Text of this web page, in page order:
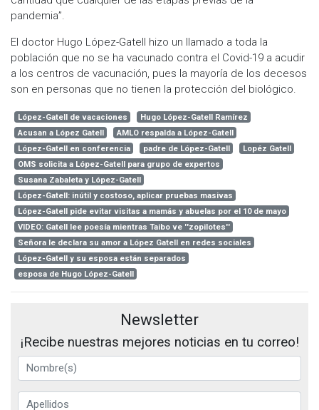
pandemia”.
El doctor Hugo López-Gatell hizo un llamado a toda la
población que no se ha vacunado contra el Covid-19 a acudir
a los centros de vacunación, pues la mayoría de los decesos
son en personas que no tienen la protección del biológico.
López-Gatell de vacaciones
Hugo López-Gatell Ramírez
Acusan a López Gatell
AMLO respalda a López-Gatell
López-Gatell en conferencia
padre de López-Gatell
Lopéz Gatell
OMS solicita a López-Gatell para grupo de expertos
Susana Zabaleta y López-Gatell
López-Gatell: inútil y costoso, aplicar pruebas masivas
López-Gatell pide evitar visitas a mamás y abuelas por el 10 de mayo
VIDEO: Gatell lee poesía mientras Taibo ve ''zopilotes''
Señora le declara su amor a López Gatell en redes sociales
López-Gatell y su esposa están separados
esposa de Hugo López-Gatell
Newsletter
¡Recibe nuestras mejores noticias en tu correo!